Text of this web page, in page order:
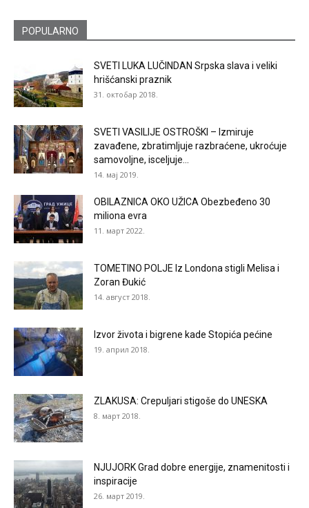
POPULARNO
SVETI LUKA LUČINDAN Srpska slava i veliki
hrišćanski praznik
31. октобар 2018.
SVETI VASILIJE OSTROŠKI – Izmiruje
zavađene, zbratimljuje razbraćene, ukroćuje
samovoljne, isceljuje...
14. мај 2019.
OBILAZNICA OKO UŽICA Obezbeđeno 30
miliona evra
11. март 2022.
TOMETINO POLJE Iz Londona stigli Melisa i
Zoran Đukić
14. август 2018.
Izvor života i bigrene kade Stopića pećine
19. април 2018.
ZLAKUSA: Crepuljari stigoše do UNESKA
8. март 2018.
NJUJORK Grad dobre energije, znamenitosti i
inspiracije
26. март 2019.